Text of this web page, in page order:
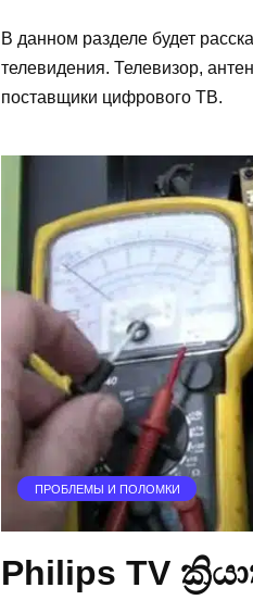
В данном разделе будет
телевидения. Телевизор,
поставщики цифрового ТВ.
ПРОБЛЕМЫ И ПОЛОМКИ
Philips TV